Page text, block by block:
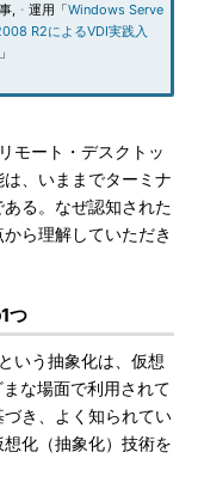
, ・ 運用「Windows Serve
R2によるVDI実践入
」
モート・デスクトッ
、いままでターミナ
る。なぜ認知された
ら理解していただき
つ
いう抽象化は、仮想
な場面で利用されて
き、よく知られてい
化（抽象化）技術を